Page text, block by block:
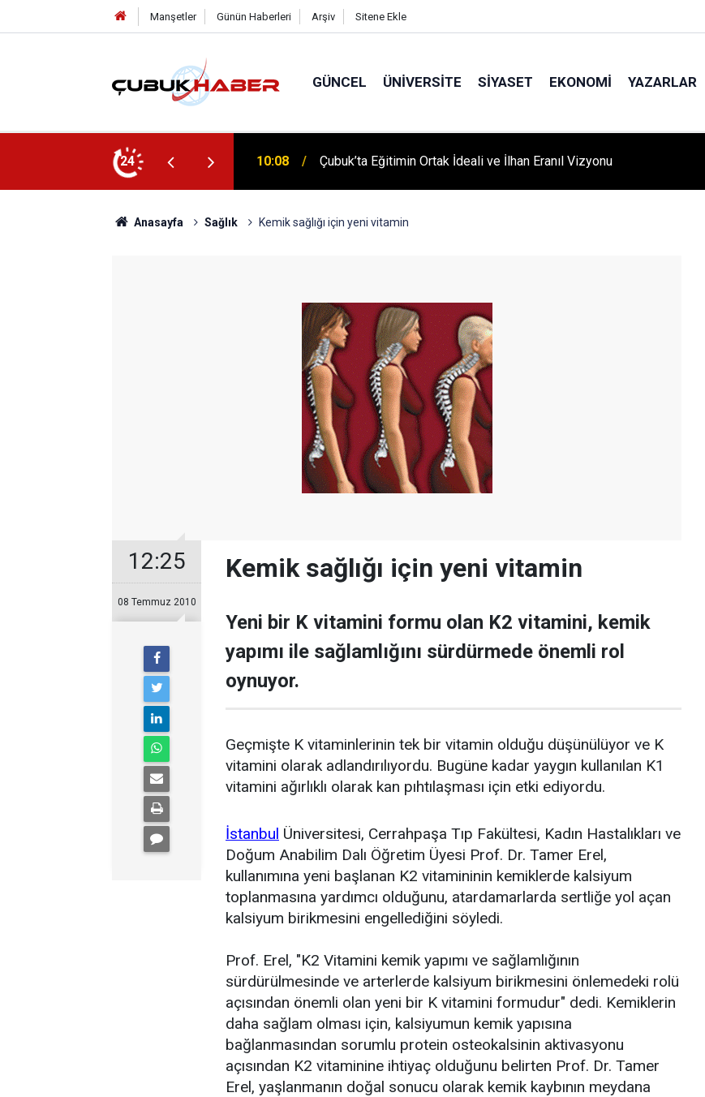
Manşetler Günün Haberleri Arşiv Sitene Ekle
GÜNCEL ÜNIVERSITE SIYASET EKONOMI YAZARLAR
24 12:06 ÇUBUK’TA ‘YAZA MERHABA’ COŞKUSU: Kursiyerler Gönüllerince
Anasayfa Sağlık Kemik sağlığı için yeni vitamin
12:25
08 Temmuz 2010
Kemik sağlığı için yeni vitamin
Yeni bir K vitamini formu olan K2 vitamini, kemik
yapımı ile sağlamlığını sürdürmede önemli rol
oynuyor.
Geçmişte K vitaminlerinin tek bir vitamin olduğu düşünülüyor ve K
vitamini olarak adlandırılıyordu. Bugüne kadar yaygın kullanılan K1
vitamini ağırlıklı olarak kan pıhtılaşması için etki ediyordu.
İstanbul Üniversitesi, Cerrahpaşa Tıp Fakültesi, Kadın Hastalıkları ve
Doğum Anabilim Dalı Öğretim Üyesi Prof. Dr. Tamer Erel,
kullanımına yeni başlanan K2 vitamininin kemiklerde kalsiyum
toplanmasına yardımcı olduğunu, atardamarlarda sertliğe yol açan
kalsiyum birikmesini engellediğini söyledi.
Prof. Erel, "K2 Vitamini kemik yapımı ve sağlamlığının
sürdürülmesinde ve arterlerde kalsiyum birikmesini önlemedeki rolü
açısından önemli olan yeni bir K vitamini formudur" dedi. Kemiklerin
daha sağlam olması için, kalsiyumun kemik yapısına
bağlanmasından sorumlu protein osteokalsinin aktivasyonu
açısından K2 vitaminine ihtiyaç olduğunu belirten Prof. Dr. Tamer
Erel, yaşlanmanın doğal sonucu olarak kemik kaybının meydana